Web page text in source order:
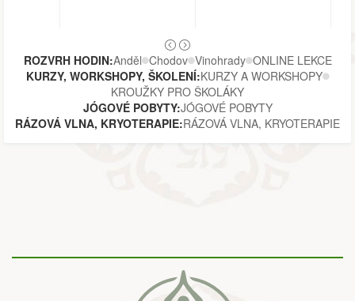
ROZVRH HODIN:Anděl Chodov Vinohrady ONLINE LEKCE
KURZY, WORKSHOPY, ŠKOLENÍ:KURZY A WORKSHOPY
KROUŽKY PRO ŠKOLÁKY
JÓGOVÉ POBYTY:JÓGOVÉ POBYTY
RÁZOVÁ VLNA, KRYOTERAPIE:RÁZOVÁ VLNA, KRYOTERAPIE